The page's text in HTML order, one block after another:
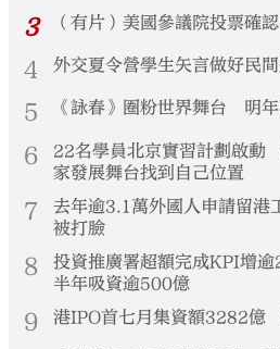
3 （有片）美國參議院投票確
4 外交夏令營學生矢言做好民
5 《詠春》圈粉世界舞台 明
6
22名學員北京實習計劃啟動
家發展舞台找到自己位置
7
去年逾3.1萬外國人申請留
被打臉
8
投資推廣署超額完成KPI增
半年吸資逾500億
9 港IPO首七月集資額3282億